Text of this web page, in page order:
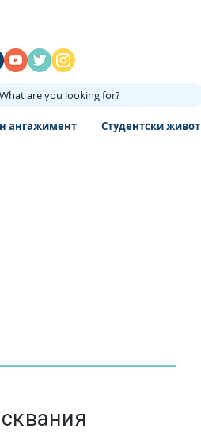
What are you looking for?
ангажимент Студентски живот